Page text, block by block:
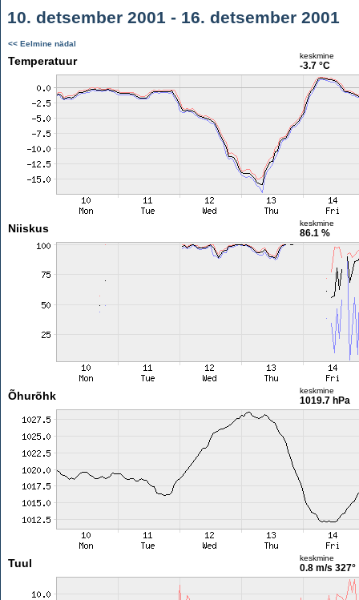
10. detsember 2001 - 16. detsember 2001
<< Eelmine nädal
Temperatuur keskmine
-3.7 °C
Niiskus keskmine
86.1 %
Õhurõhk keskmine
1019.7 hPa
Tuul keskmine
0.8 m/s 327°